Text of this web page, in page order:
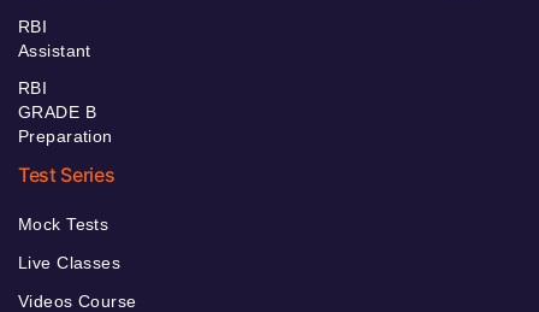
RBI
Assistant
RBI
GRADE B
Preparation
Test Series
Mock Tests
Live Classes
Videos Course